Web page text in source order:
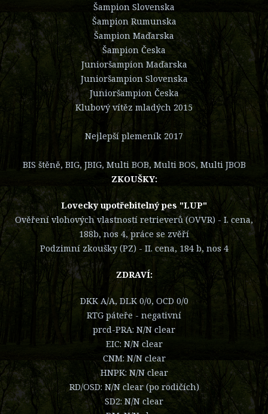
Šampion Slovenska
Šampion Rumunska
Šampion Maďarska
Šampion Česka
Junioršampion Maďarska
Junioršampion Slovenska
Junioršampion Česka
Klubový vítěz mladých 2015
Nejlepší plemeník 2017
BIS štěně, BIG, JBIG, Multi BOB, Multi BOS, Multi JBOB
ZKOUŠKY:
Lovecky upotřebitelný pes "LUP"
Ověření vlohových vlastností retrieverů (OVVR) - I. cena,
188b, nos 4, práce se zvěří
Podzimní zkoušky (PZ) - II. cena, 184 b, nos 4
ZDRAVÍ:
DKK A/A, DLK 0/0, OCD 0/0
RTG páteře - negativní
prcd-PRA: N/N clear
EIC: N/N clear
CNM: N/N clear
HNPK: N/N clear
RD/OSD: N/N clear (po rodičích)
SD2: N/N clear